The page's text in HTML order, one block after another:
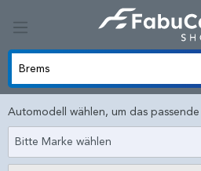
Automodell wählen, um das
Bitte Marke wählen